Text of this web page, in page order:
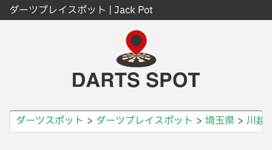
ダーツプレイスポット | Jack Pot
ダーツスポット ダーツプレイスポット 埼玉県 川越